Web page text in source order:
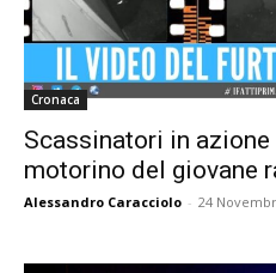
Cronaca
Scassinatori in
motorino del giovane
Alessandro Caracciolo - 24